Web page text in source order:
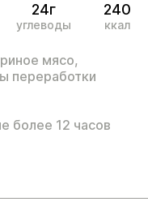
24г
углеводы
240
ккал
мясо,
переработки
более 12 часов